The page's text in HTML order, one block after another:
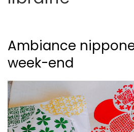
Ambiance
week-end